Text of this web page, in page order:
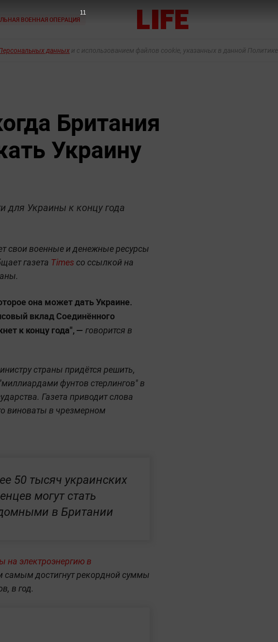
ВОЕННАЯ ОПЕРАЦИЯ
данных и с использованием файлов cookie, указанных в данной Политике.
Британия
Украину
для Украины к концу года
свои военные и денежные ресурсы
газета Times со ссылкой на
она может дать Украине.
вклад Соединённого
к концу года",— говорится в
страны придётся решить,
фунтов стерлингов" в
Газета приводит слова
виноваты в чрезмерном
50 тысяч украинских
могут стать
в Британии
на электроэнергию в
самым достигнут рекордной суммы
в год.
10